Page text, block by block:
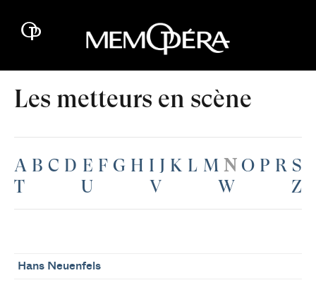
Les metteurs en scène
A B C D E F G H I J K L M N O P R S
T
U V W Z
Hans Neuenfels